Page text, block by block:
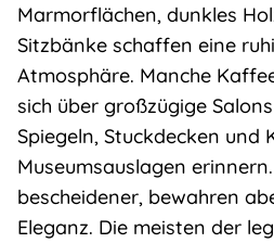
Marmorflächen, dunkles
Sitzbänke schaffen eine
Atmosphäre. Manche
sich über großzügige
Spiegeln, Stuckdecken und
Museumsauslagen
bescheidener, bewahren
Eleganz. Die meisten der